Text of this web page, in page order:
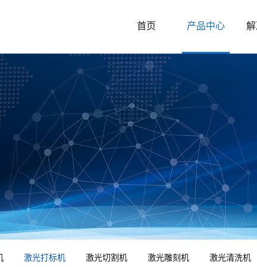
首页 产品中心
激光打标机 激光切割机 激光雕刻机 激光清洗机